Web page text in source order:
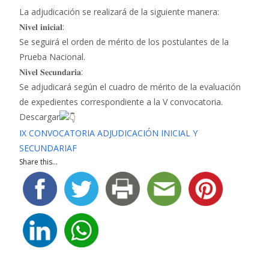
La adjudicación se realizará de la siguiente manera:
𝐍𝐢𝐯𝐞𝐥 𝐢𝐧𝐢𝐜𝐢𝐚𝐥:
Se seguirá el orden de mérito de los postulantes de la
Prueba Nacional.
𝐍𝐢𝐯𝐞𝐥 𝐒𝐞𝐜𝐮𝐧𝐝𝐚𝐫𝐢𝐚:
Se adjudicará según el cuadro de mérito de la evaluación
de expedientes correspondiente a la V convocatoria.
Descargar
IX CONVOCATORIA ADJUDICACIÓN INICIAL Y
SECUNDARIAF
Share this...